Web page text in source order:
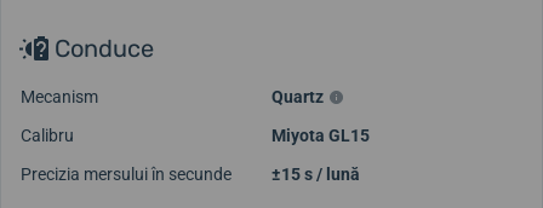
Conduce
Mecanism
Quartz
Calibru
Miyota GL15
Precizia mersului în secunde
±15 s / lună